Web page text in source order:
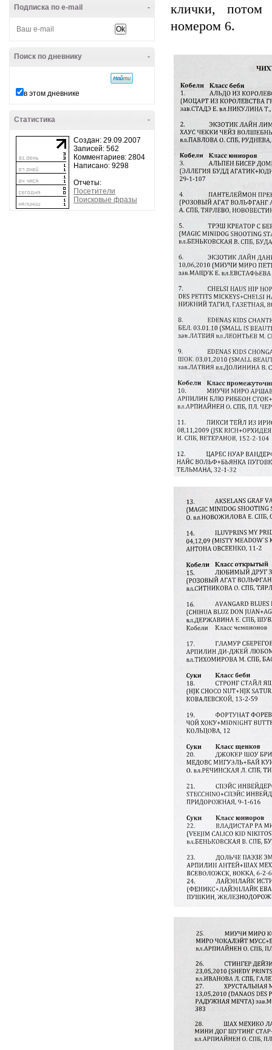
-
Подписка по e-mail
-
Поиск по дневнику
в этом дневнике
-
Статистика
Создан: 29.09.2007
Записей: 562
Комментариев: 2804
Написано: 9298
Отчеты:
Посетители
Поисковые фразы
клички, потом
номером 6.